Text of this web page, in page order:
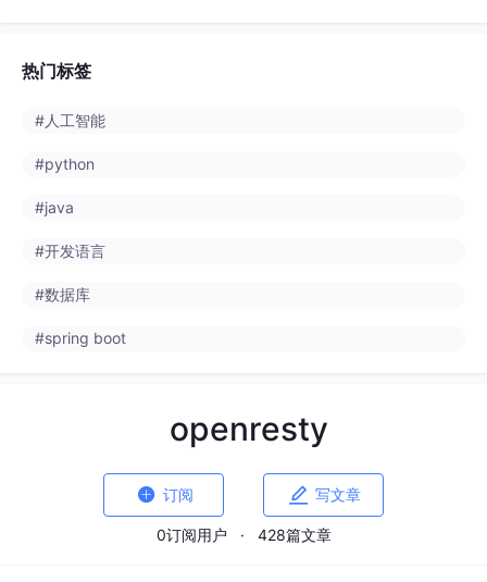
热门标签
#人工智能
#python
#java
#开发语言
#数据库
#spring boot
openresty
 订阅  写文章
0订阅用户 · 428篇文章